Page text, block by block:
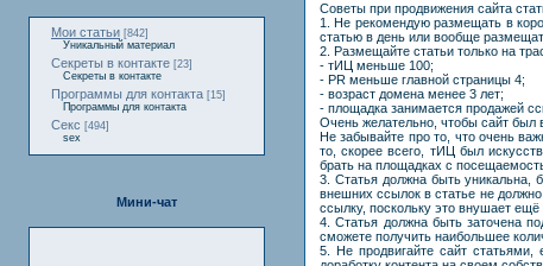
Мои статьи [842]
Уникальный материал
Секреты в контакте [23]
Секреты в контакте
Программы для контакта [15]
Программы для контакта
Секс [494]
sex
Мини-чат
Советы при продвижения сайта
1. Не рекомендую размещать в
статью в день или вообще
2. Размещайте статьи только на
- тИЦ меньше 100;
- PR меньше главной страницы 4;
- возраст домена менее 3 лет;
- площадка занимается продажей
Очень желательно, чтобы сайт был
Не забывайте про то, что очень
то, скорее всего, тИЦ был
брать на площадках с
3. Статья должна быть
внешних ссылок в статье не
ссылку, поскольку это внушает ещё
4. Статья должна быть заточена
сможете получить наибольшее
5. Не продвигайте сайт статьями,